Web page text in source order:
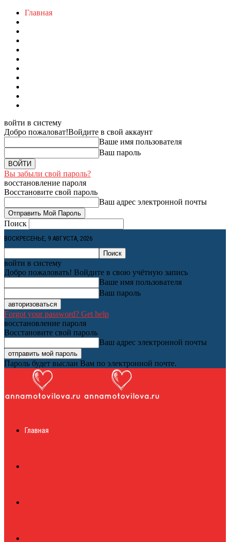
Главная
войти в систему
Добро пожаловат!Войдите в свой аккаунт
Ваше имя пользователя
Ваш пароль
Вы забыли свой пароль?
восстановление пароля
Восстановите свой пароль
Ваш адрес электронной почты
Поиск
ВОСКРЕСЕНЬЕ, 9 АВГУСТА, 2026
войти в систему
Добро пожаловать! Войдите в свою учётную запись
Ваше имя пользователя
Ваш пароль
Forgot your password? Get help
восстановление пароля
Восстановите свой пароль
Ваш адрес электронной почты
Пароль будет выслан Вам по электронной почте.
журналГлавная